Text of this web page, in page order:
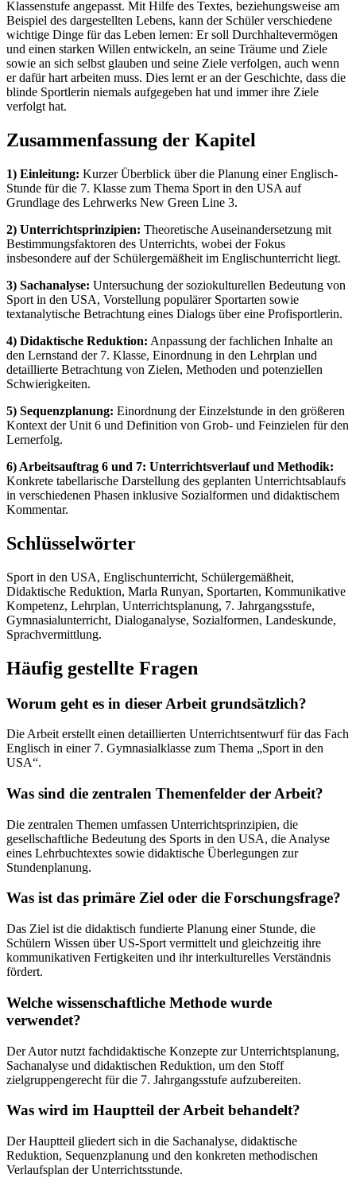
Klassenstufe angepasst. Mit Hilfe des Textes, beziehungsweise am
Beispiel des dargestellten Lebens, kann der Schüler verschiedene
wichtige Dinge für das Leben lernen: Er soll Durchhaltevermögen
und einen starken Willen entwickeln, an seine Träume und Ziele
sowie an sich selbst glauben und seine Ziele verfolgen, auch wenn
er dafür hart arbeiten muss. Dies lernt er an der Geschichte, dass die
blinde Sportlerin niemals aufgegeben hat und immer ihre Ziele
verfolgt hat.
Zusammenfassung der Kapitel
1) Einleitung: Kurzer Überblick über die Planung einer Englisch-
Stunde für die 7. Klasse zum Thema Sport in den USA auf
Grundlage des Lehrwerks New Green Line 3.
2) Unterrichtsprinzipien: Theoretische Auseinandersetzung mit
Bestimmungsfaktoren des Unterrichts, wobei der Fokus
insbesondere auf der Schülergemäßheit im Englischunterricht liegt.
3) Sachanalyse: Untersuchung der soziokulturellen Bedeutung von
Sport in den USA, Vorstellung populärer Sportarten sowie
textanalytische Betrachtung eines Dialogs über eine Profisportlerin.
4) Didaktische Reduktion: Anpassung der fachlichen Inhalte an
den Lernstand der 7. Klasse, Einordnung in den Lehrplan und
detaillierte Betrachtung von Zielen, Methoden und potenziellen
Schwierigkeiten.
5) Sequenzplanung: Einordnung der Einzelstunde in den größeren
Kontext der Unit 6 und Definition von Grob- und Feinzielen für den
Lernerfolg.
6) Arbeitsauftrag 6 und 7: Unterrichtsverlauf und Methodik:
Konkrete tabellarische Darstellung des geplanten Unterrichtsablaufs
in verschiedenen Phasen inklusive Sozialformen und didaktischem
Kommentar.
Schlüsselwörter
Sport in den USA, Englischunterricht, Schülergemäßheit,
Didaktische Reduktion, Marla Runyan, Sportarten, Kommunikative
Kompetenz, Lehrplan, Unterrichtsplanung, 7. Jahrgangsstufe,
Gymnasialunterricht, Dialoganalyse, Sozialformen, Landeskunde,
Sprachvermittlung.
Häufig gestellte Fragen
Worum geht es in dieser Arbeit grundsätzlich?
Die Arbeit erstellt einen detaillierten Unterrichtsentwurf für das Fach
Englisch in einer 7. Gymnasialklasse zum Thema „Sport in den
USA“.
Was sind die zentralen Themenfelder der Arbeit?
Die zentralen Themen umfassen Unterrichtsprinzipien, die
gesellschaftliche Bedeutung des Sports in den USA, die Analyse
eines Lehrbuchtextes sowie didaktische Überlegungen zur
Stundenplanung.
Was ist das primäre Ziel oder die Forschungsfrage?
Das Ziel ist die didaktisch fundierte Planung einer Stunde, die
Schülern Wissen über US-Sport vermittelt und gleichzeitig ihre
kommunikativen Fertigkeiten und ihr interkulturelles Verständnis
fördert.
Welche wissenschaftliche Methode wurde
verwendet?
Der Autor nutzt fachdidaktische Konzepte zur Unterrichtsplanung,
Sachanalyse und didaktischen Reduktion, um den Stoff
zielgruppengerecht für die 7. Jahrgangsstufe aufzubereiten.
Was wird im Hauptteil der Arbeit behandelt?
Der Hauptteil gliedert sich in die Sachanalyse, didaktische
Reduktion, Sequenzplanung und den konkreten methodischen
Verlaufsplan der Unterrichtsstunde.